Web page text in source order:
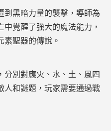
到黑暗力量的襲擊，導師為
覺醒了強大的魔法能力，
素聖器的傳說。
分別對應火、水、土、風四
人和謎題，玩家需要通過戰